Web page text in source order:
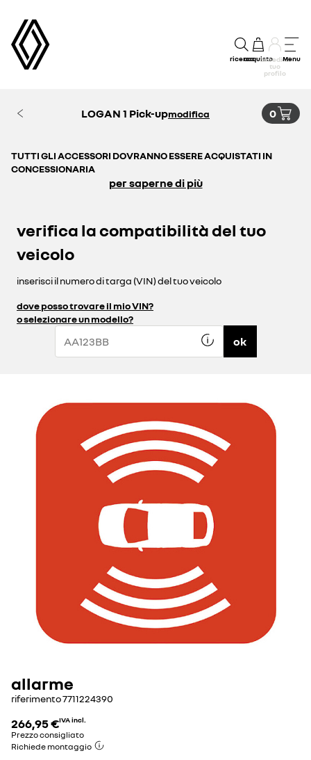
ricercaacquistoaccedi al
tuo
profilo
Menu
LOGAN 1 Pick-upmodifica 0
TUTTI GLI ACCESSORI DOVRANNO ESSERE ACQUISTATI IN
CONCESSIONARIA
per saperne di più
verifica la compatibilità del tuo
veicolo
inserisci il numero di targa (VIN) del tuo veicolo
dove posso trovare il mio VIN?
o selezionare un modello?
ok
allarme
riferimento7711224390
266,95 €IVA incl.
Prezzo consigliato
Richiede montaggio